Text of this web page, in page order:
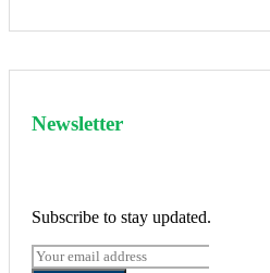
Newsletter
Subscribe to stay updated.